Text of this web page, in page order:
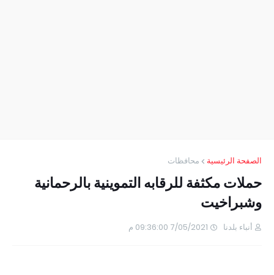
الصفحة الرئيسية محافظات
حملات مكثفة للرقابه التموينية بالرحمانية
وشبراخيت
أنباء بلدنا 7/05/2021 09:36:00 م